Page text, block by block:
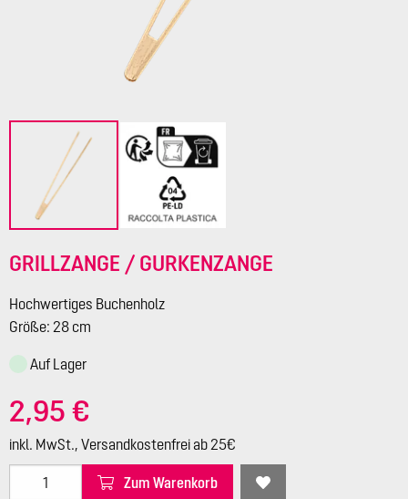
GRILLZANGE / GURKENZANGE
Hochwertiges Buchenholz
Größe: 28 cm
Auf Lager
2,95 €
inkl. MwSt., Versandkostenfrei ab 25€
Zum Warenkorb